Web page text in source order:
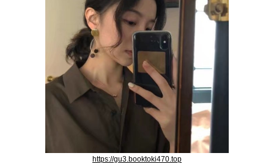
https://gu3.booktoki470.top